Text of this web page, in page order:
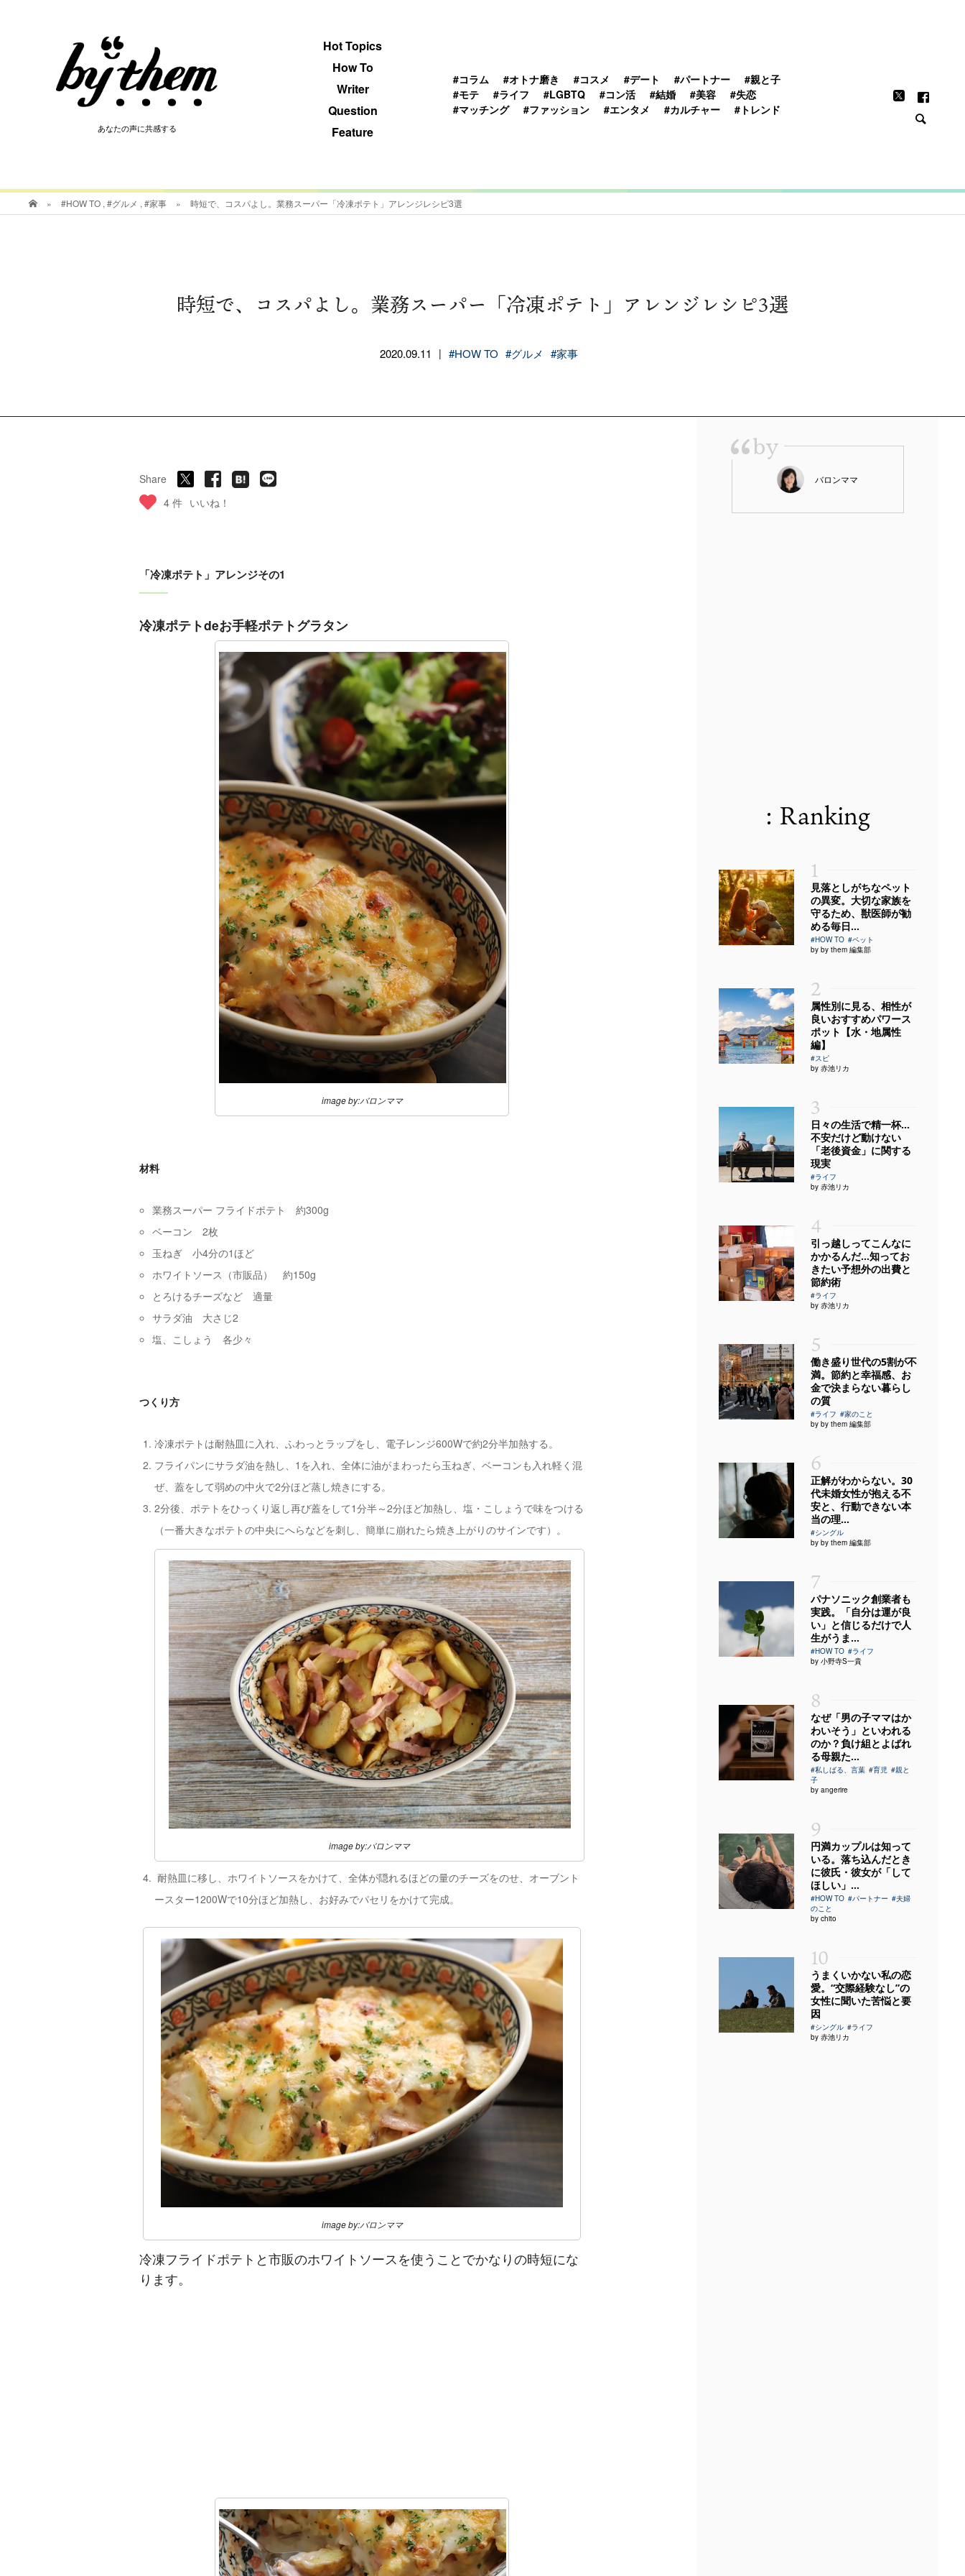
あなたの声に共感する
Hot Topics
How To
Writer
Question
Feature
#コラム #オトナ磨き #コスメ #デート #パートナー
#親と子
#モテ
#ライフ #LGBTQ #コン活 #結婚 #美容
#失恋
#マッチング
#ファッション #エンタメ #カルチャー #トレンド
あなたの声に共感する
» #HOW TO , #グルメ , #家事 » 時短で、コスパよし。業務スーパー「冷凍ポテト」アレンジレシピ3選
時短で、コスパよし。業務スーパー「冷凍ポテト」アレンジレシピ3選
2020.09.11 | #HOW TO #グルメ #家事
Share
4 件 いいね！
「冷凍ポテト」アレンジその1
冷凍ポテトdeお手軽ポテトグラタン
image by:バロンママ
材料
業務スーパー フライドポテト 約300g
ベーコン 2枚
玉ねぎ 小4分の1ほど
ホワイトソース（市販品） 約150g
とろけるチーズなど 適量
サラダ油 大さじ2
塩、こしょう 各少々
つくり方
冷凍ポテトは耐熱皿に入れ、ふわっとラップをし、電子レンジ600Wで約2分半加熱する。
フライパンにサラダ油を熱し、1を入れ、全体に油がまわったら玉ねぎ、ベーコンも入れ軽く混
ぜ、蓋をして弱めの中火で2分ほど蒸し焼きにする。
2分後、ポテトをひっくり返し再び蓋をして1分半～2分ほど加熱し、塩・こしょうで味をつける
（一番大きなポテトの中央にへらなどを刺し、簡単に崩れたら焼き上がりのサインです）。
image by:バロンママ
耐熱皿に移し、ホワイトソースをかけて、全体が隠れるほどの量のチーズをのせ、オーブント
ースター1200Wで10分ほど加熱し、お好みでパセリをかけて完成。
image by:バロンママ
冷凍フライドポテトと市販のホワイトソースを使うことでかなりの時短にな
ります。
“by
バロンママ
: Ranking
1
見落としがちなペット
の異変。大切な家族を
守るため、獣医師が勧
める毎日...
#HOW TO #ペット
by by them 編集部
2
属性別に見る、相性が
良いおすすめパワース
ポット【水・地属性
編】
#スピ
by 赤池リカ
3
日々の生活で精一杯…
不安だけど動けない
「老後資金」に関する
現実
#ライフ
by 赤池リカ
4
引っ越しってこんなに
かかるんだ…知ってお
きたい予想外の出費と
節約術
#ライフ
by 赤池リカ
5
働き盛り世代の5割が不
満。節約と幸福感、お
金で決まらない暮らし
の質
#ライフ #家のこと
by by them 編集部
6
正解がわからない。30
代未婚女性が抱える不
安と、行動できない本
当の理...
#シングル
by by them 編集部
7
パナソニック創業者も
実践。「自分は運が良
い」と信じるだけで人
生がうま...
#HOW TO #ライフ
by 小野寺S一貴
8
なぜ「男の子ママはか
わいそう」といわれる
のか？負け組とよばれ
る母親た...
#私しばる、言葉 #育児 #親と
子
by angerire
9
円満カップルは知って
いる。落ち込んだとき
に彼氏・彼女が「して
ほしい」...
#HOW TO #パートナー #夫婦
のこと
by chito
10
うまくいかない私の恋
愛。“交際経験なし”の
女性に聞いた苦悩と要
因
#シングル #ライフ
by 赤池リカ